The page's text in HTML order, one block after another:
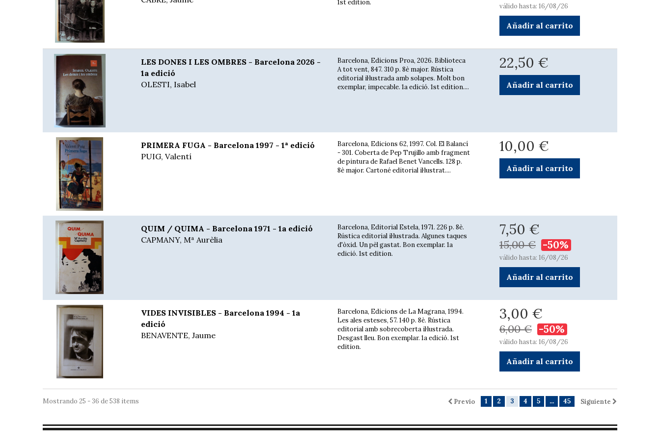
1st edition.
válido hasta: 16/08/26
Añadir al carrito
LES DONES I LES OMBRES - Barcelona 2026 -
1a edició
OLESTI, Isabel
Barcelona, Edicions Proa, 2026. Biblioteca
A tot vent, 847. 310 p. 8è major. Rústica
editorial il·lustrada amb solapes. Molt bon
exemplar, impecable. 1a edició. 1st edition....
22,50 €
Añadir al carrito
PRIMERA FUGA - Barcelona 1997 - 1ª edició
PUIG, Valentí
Barcelona, Edicions 62, 1997. Col. El Balancí
- 301. Coberta de Pep Trujillo amb fragment
de pintura de Rafael Benet Vancells. 128 p.
8è major. Cartoné editorial il·lustrat....
10,00 €
Añadir al carrito
QUIM / QUIMA - Barcelona 1971 - 1a edició
CAPMANY, Mª Aurèlia
Barcelona, Editorial Estela, 1971. 226 p. 8è.
Rústica editorial il·lustrada. Algunes taques
d'òxid. Un pèl gastat. Bon exemplar. 1a
edició. 1st edition.
7,50 €
15,00 € -50%
válido hasta: 16/08/26
Añadir al carrito
VIDES INVISIBLES - Barcelona 1994 - 1a
edició
BENAVENTE, Jaume
Barcelona, Edicions de La Magrana, 1994.
Les ales esteses, 57. 140 p. 8è. Rústica
editorial amb sobrecoberta il·lustrada.
Desgast lleu. Bon exemplar. 1a edició. 1st
edition.
3,00 €
6,00 € -50%
válido hasta: 16/08/26
Añadir al carrito
Previo 1 2 3 4 5 ... 45 Siguiente
Mostrando 25 - 36 de 538 items